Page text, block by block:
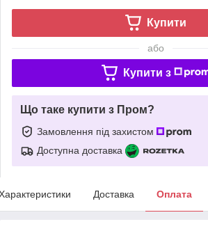
Купити
або
Купити з
Що таке купити з Пром?
Замовлення під захистом
Доступна доставка
Доставка Оплата